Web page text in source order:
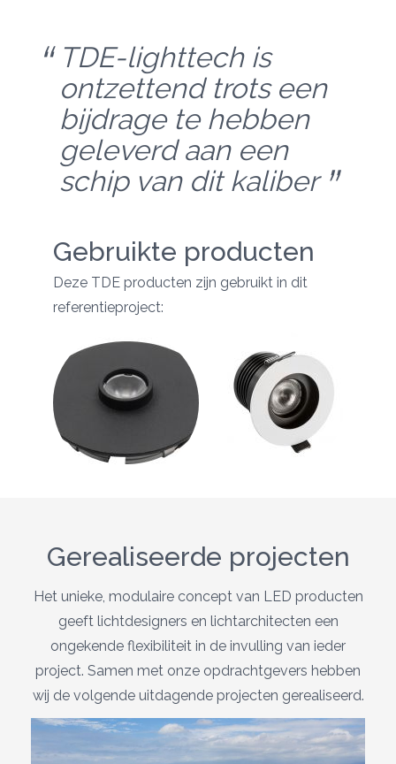
TDE-lighttech is
ontzettend trots een
bijdrage te hebben
geleverd aan een
schip van dit kaliber
Gebruikte producten
Deze TDE producten zijn gebruikt in dit
referentieproject:
Gerealiseerde projecten
Het unieke, modulaire concept van LED producten
geeft lichtdesigners en lichtarchitecten een
ongekende flexibiliteit in de invulling van ieder
project. Samen met onze opdrachtgevers hebben
wij de volgende uitdagende projecten gerealiseerd.